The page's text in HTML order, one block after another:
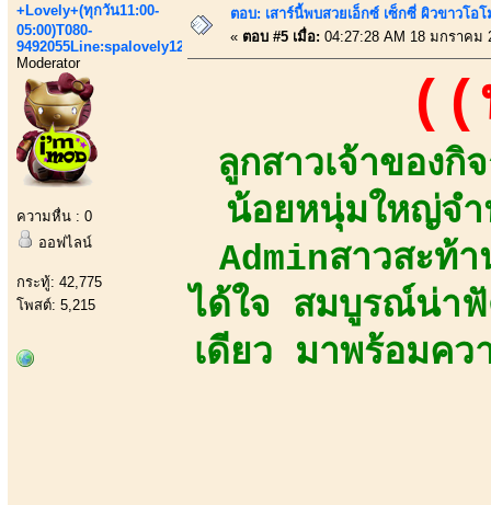
+Lovely+(ทุกวัน11:00-
05:00)T080-
9492055Line:spalovely123
Moderator
ความหื่น : 0
ออฟไลน์
กระทู้: 42,775
โพสต์: 5,215
ตอบ: เสาร์นี้พบสวยเอ็กซ์ เซ็กซี่ ผิวขาวโ
« ตอบ #5 เมื่อ: 04:27:28 AM 18 มกราคม
((
ลูกสาวเจ้าของ
น้อยหนุ่มใหญ่จ
Adminสาวสะท้
ได้ใจ สมบูรณ์น่า
เดียว มาพร้อมคว